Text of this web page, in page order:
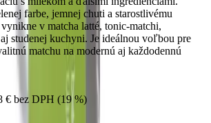
farbe, jemnej chuti a starostlivému
v matcha latté, tonic-matchi,
studenej kuchyni. Je ideálnou voľbou pre
matchu na modernú aj každodennú
€ bez DPH (19 %)